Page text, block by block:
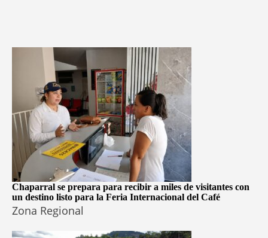
Chaparral se prepara para recibir a miles de visitantes con
un destino listo para la Feria Internacional del Café
Zona Regional